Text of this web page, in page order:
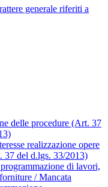
generale riferiti a
delle procedure (Art. 37
realizzazione opere
37 del d.lgs. 33/2013)
di lavori,
/ Mancata